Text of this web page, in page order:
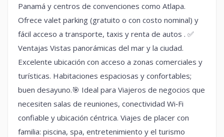
Panamá y centros de convenciones como Atlapa.
Ofrece valet parking (gratuito o con costo nominal) y
fácil acceso a transporte, taxis y renta de autos . ✅
Ventajas Vistas panorámicas del mar y la ciudad.
Excelente ubicación con acceso a zonas comerciales y
turísticas. Habitaciones espaciosas y confortables;
buen desayuno.🎯 Ideal para Viajeros de negocios que
necesiten salas de reuniones, conectividad Wi‑Fi
confiable y ubicación céntrica. Viajes de placer con
familia: piscina, spa, entretenimiento y el turismo